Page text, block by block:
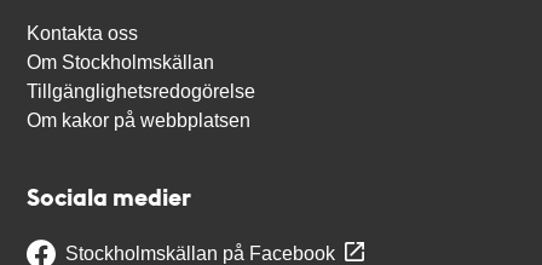
Kontakta oss
Om Stockholmskällan
Tillgänglighetsredogörelse
Om kakor på webbplatsen
Sociala medier
Stockholmskällan på Facebook